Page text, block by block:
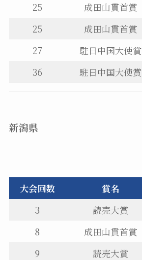
25
成田山貫首賞
25
成田山貫首賞
27
駐日中国大使賞
36
駐日中国大使賞
新潟県
大会回数 賞名
3
読売大賞
8
成田山貫首賞
9
読売大賞